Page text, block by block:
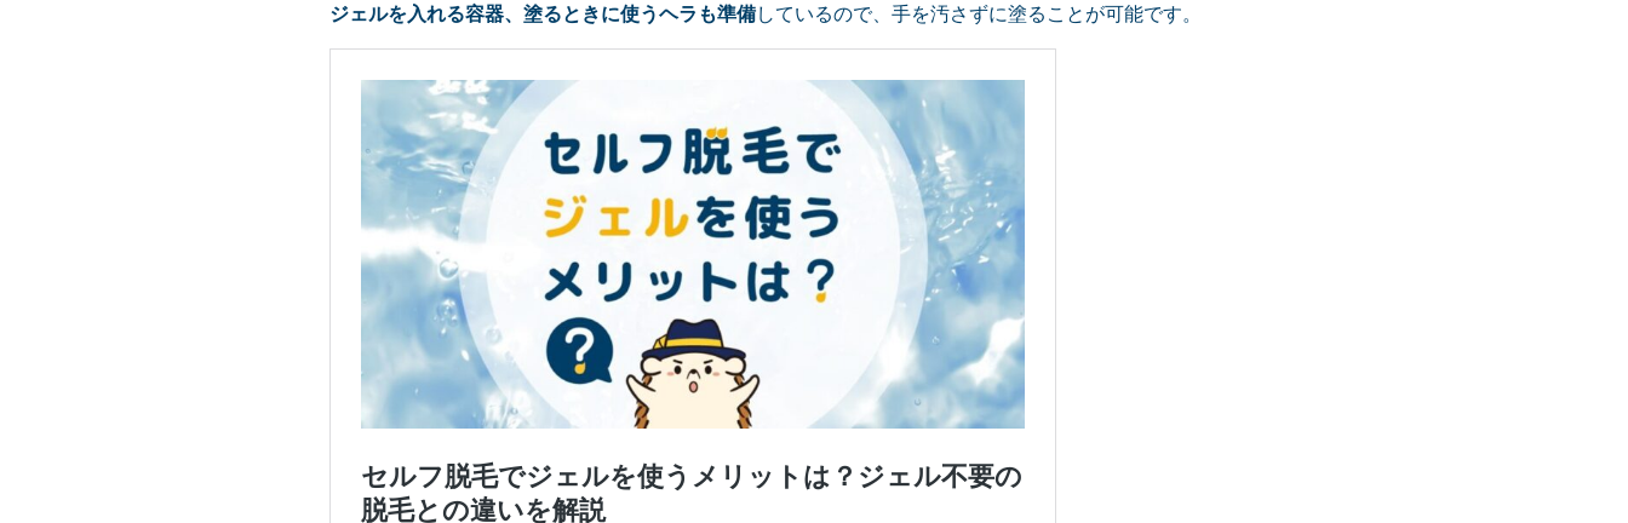
ジェルを入れる容器、塗るときに使うヘラも準備しているので、手を汚さずに塗ることが可能です。